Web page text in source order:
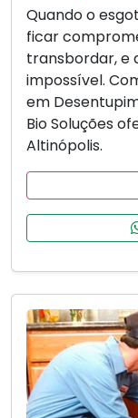
Quando o
ficar
transbordar, e
impossível.
em
Bio Soluções
Altinópolis.